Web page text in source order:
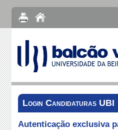
Login Candidaturas UBI
Autenticação exclusiva